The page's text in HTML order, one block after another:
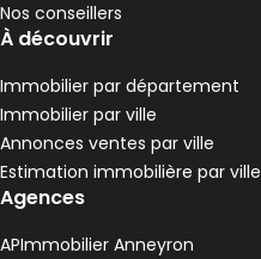
199 000 €
La Grand-Croix - 42320
Maison • 6 pièces • 112 m²
DPE :
Nos conseillers
À découvrir
Immobilier par département
Immobilier par ville
Annonces ventes par ville
Estimation immobilière par ville
Agences
APImmobilier Anneyron